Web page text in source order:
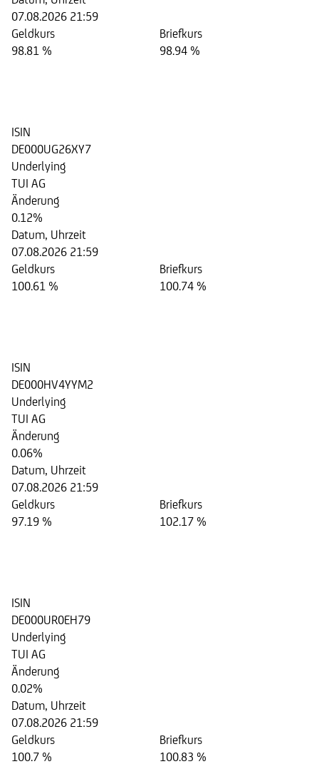
07.08.2026 21:59
Geldkurs
Briefkurs
98.81 %
98.94 %
ISIN
DE000UG26XY7
Underlying
TUI AG
Änderung
0.12%
Datum, Uhrzeit
07.08.2026 21:59
Geldkurs
Briefkurs
100.61 %
100.74 %
ISIN
DE000HV4YYM2
Underlying
TUI AG
Änderung
0.06%
Datum, Uhrzeit
07.08.2026 21:59
Geldkurs
Briefkurs
97.19 %
102.17 %
ISIN
DE000UR0EH79
Underlying
TUI AG
Änderung
0.02%
Datum, Uhrzeit
07.08.2026 21:59
Geldkurs
Briefkurs
100.7 %
100.83 %